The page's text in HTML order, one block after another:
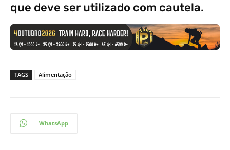
que deve ser utilizado com cautela.
TAGS Alimentação
WhatsApp